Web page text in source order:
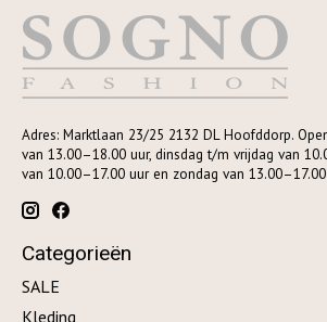
Adres: Marktlaan 23/25 2132 DL Hoofddorp.
van 13.00–18.00 uur, dinsdag t/m vrijdag van
van 10.00–17.00 uur en zondag van 13.00–17.00
Categorieën
SALE
Kleding